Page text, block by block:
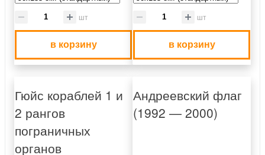
шт
в корзину
шт
в корзину
Гюйс кораблей 1 и
2 рангов
пограничных
органов
Андреевский флаг
(1992 — 2000)